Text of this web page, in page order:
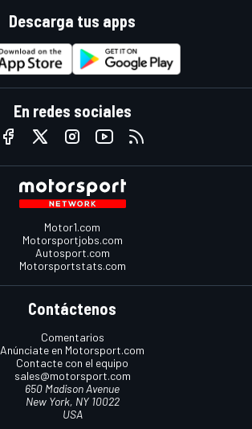
Descarga tus apps
En redes sociales
Motor1.com
Motorsportjobs.com
Autosport.com
Motorsportstats.com
Contáctenos
Comentarios
Anúnciate en Motorsport.com
Contacte con el equipo
sales@motorsport.com
650 Madison Avenue
New York, NY 10022
USA